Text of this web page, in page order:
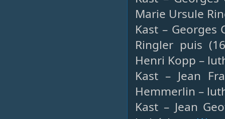
Marie Ursule
Kast – Georges
Ringler puis
Henri Kopp –
Kast – Jean
Hemmerlin –
Kast – Jean